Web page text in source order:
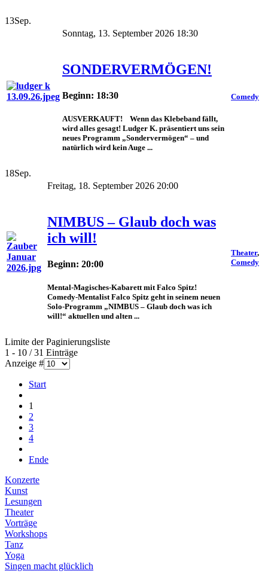
13Sep.
Sonntag, 13. September 2026 18:30
SONDERVERMÖGEN!
Beginn: 18:30
AUSVERKAUFT! Wenn das Klebeband fällt,
wird alles gesagt! Ludger K. präsentiert uns sein
neues Programm „Sondervermögen“ – und
natürlich wird kein Auge ...
Comedy
18Sep.
Freitag, 18. September 2026 20:00
NIMBUS – Glaub doch was
ich will!
Beginn: 20:00
Mental-Magisches-Kabarett mit Falco Spitz!
Comedy-Mentalist Falco Spitz geht in seinem neuen
Solo-Programm „NIMBUS – Glaub doch was ich
will!“ aktuellen und alten ...
Theater,
Comedy
Limite der Paginierungsliste
1 - 10 / 31 Einträge
Anzeige #
Start
1
2
3
4
Ende
Konzerte
Kunst
Lesungen
Theater
Vorträge
Workshops
Tanz
Yoga
Singen macht glücklich